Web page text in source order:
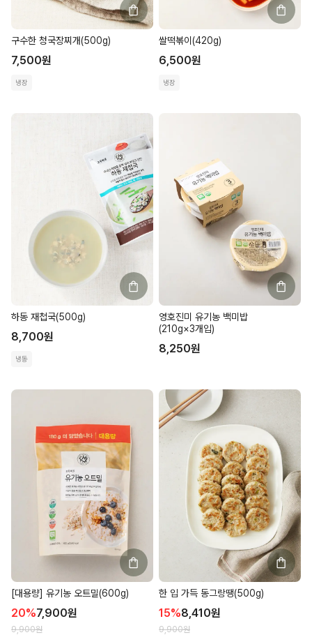
구수한 청국장찌개(500g)
7,500원
냉장
쌀떡볶이(420g)
6,500원
냉장
하동 재첩국(500g)
8,700원
냉동
영호진미 유기농 백미밥
(210g×3개입)
8,250원
[대용량] 유기농 오트밀(600g)
20%7,900원
9,900원
한 입 가득 동그랑땡(500g)
15%8,410원
9,900원